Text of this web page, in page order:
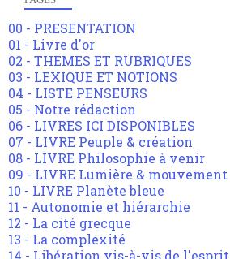
00 - PRESENTATION
01 - Livre d'or
02 - THEMES ET RUBRIQUES
03 - LEXIQUE ET NOTIONS
04 - LISTE PENSEURS
05 - Notre rédaction
06 - LIVRES ICI DISPONIBLES
07 - LIVRE Peuple & création
08 - LIVRE Philosophie à venir
09 - LIVRE Lumière & mouvement
10 - LIVRE Planète bleue
11 - Autonomie et hiérarchie
12 - La cité grecque
13 - La complexité